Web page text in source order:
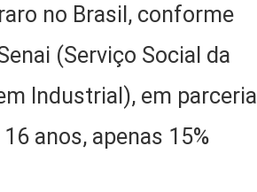
no Brasil, conforme
(Serviço Social da
Industrial), em parceria
anos, apenas 15%